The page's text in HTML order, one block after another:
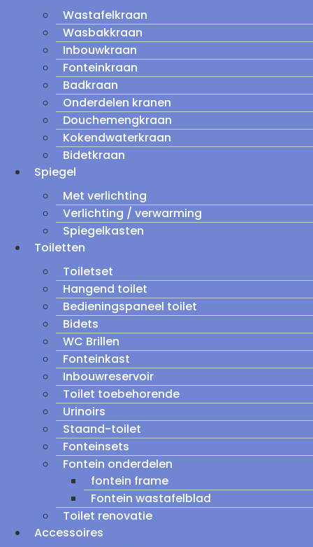
Wastafelkraan
Wasbakkraan
Inbouwkraan
Fonteinkraan
Badkraan
Onderdelen kranen
Douchemengkraan
Kokendwaterkraan
Bidetkraan
Spiegel
Met verlichting
Verlichting / verwarming
Spiegelkasten
Toiletten
Toiletset
Hangend toilet
Bedieningspaneel toilet
Bidets
WC Brillen
Fonteinkast
Inbouwreservoir
Toilet toebehorende
Urinoirs
Staand-toilet
Fonteinsets
Fontein onderdelen
fontein frame
Fontein wastafelblad
Toilet renovatie
Accessoires